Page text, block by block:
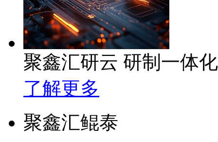
聚鑫汇研云 研制一体
了解更多
聚鑫汇鲲泰